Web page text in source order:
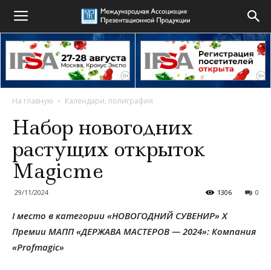
На главную Календари, полиграфия
Набор новогодних
растущих открыток
Magicme
29/11/2024 0
1306
I место в категории «НОВОГОДНИЙ СУВЕНИР»X
Премии МАПП «ДЕРЖАВА МАСТЕРОВ — 2024»: Компания
«Profmagic»